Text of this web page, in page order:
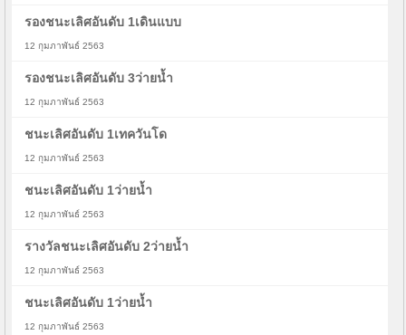
รองชนะเลิศอันดับ 1เดินแบบ
12 กุมภาพันธ์ 2563
รองชนะเลิศอันดับ 3ว่ายน้ำ
12 กุมภาพันธ์ 2563
ชนะเลิศอันดับ 1เทควันโด
12 กุมภาพันธ์ 2563
ชนะเลิศอันดับ 1ว่ายน้ำ
12 กุมภาพันธ์ 2563
รางวัลชนะเลิศอันดับ 2ว่ายน้ำ
12 กุมภาพันธ์ 2563
ชนะเลิศอันดับ 1ว่ายน้ำ
12 กุมภาพันธ์ 2563